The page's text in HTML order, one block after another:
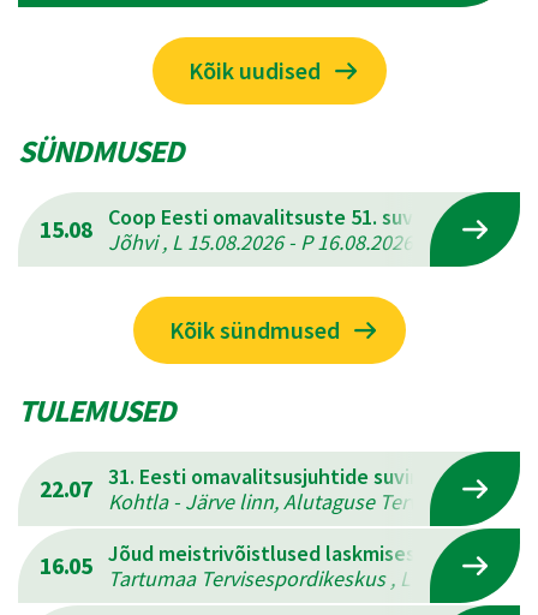
Kõik uudised
SÜNDMUSED
15.08
Coop Eesti omavalitsuste 51. suvemängud
Jõhvi , L 15.08.2026 - P 16.08.2026
Kõik sündmused
TULEMUSED
22.07 31. Eesti omavalitsusjuhtide suvine
Kohtla - Järve linn, Alutaguse
16.05 Jõud meistrivõistlused laskmises
Tartumaa Tervisespordikeskus , L 16.05.2026 -